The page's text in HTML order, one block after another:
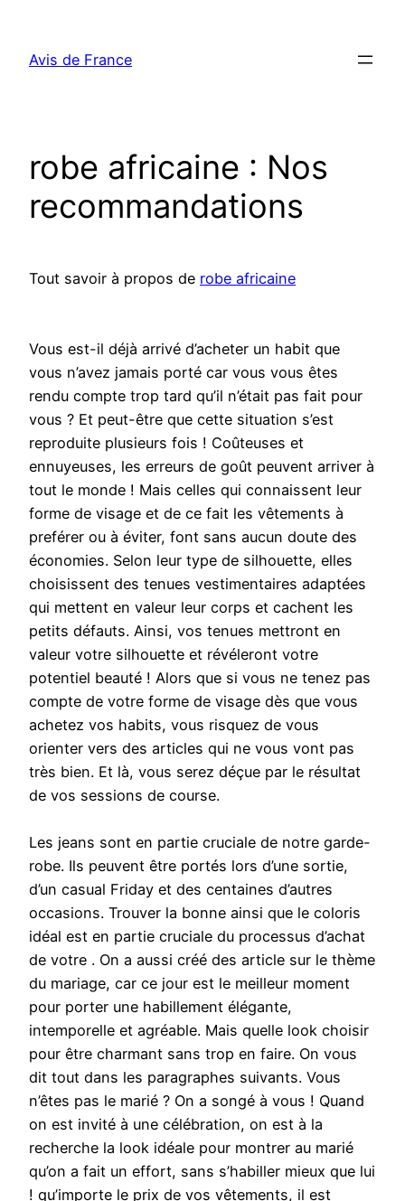
contenu
Avis de France
robe africaine : Nos
recommandations
Tout savoir à propos de robe africaine
Vous est-il déjà arrivé d’acheter un habit que
vous n’avez jamais porté car vous vous êtes
rendu compte trop tard qu’il n’était pas fait pour
vous ? Et peut-être que cette situation s’est
reproduite plusieurs fois ! Coûteuses et
ennuyeuses, les erreurs de goût peuvent arriver à
tout le monde ! Mais celles qui connaissent leur
forme de visage et de ce fait les vêtements à
preférer ou à éviter, font sans aucun doute des
économies. Selon leur type de silhouette, elles
choisissent des tenues vestimentaires adaptées
qui mettent en valeur leur corps et cachent les
petits défauts. Ainsi, vos tenues mettront en
valeur votre silhouette et révéleront votre
potentiel beauté ! Alors que si vous ne tenez pas
compte de votre forme de visage dès que vous
achetez vos habits, vous risquez de vous
orienter vers des articles qui ne vous vont pas
très bien. Et là, vous serez déçue par le résultat
de vos sessions de course.
Les jeans sont en partie cruciale de notre garde-
robe. Ils peuvent être portés lors d’une sortie,
d’un casual Friday et des centaines d’autres
occasions. Trouver la bonne ainsi que le coloris
idéal est en partie cruciale du processus d’achat
de votre . On a aussi créé des article sur le thème
du mariage, car ce jour est le meilleur moment
pour porter une habillement élégante,
intemporelle et agréable. Mais quelle look choisir
pour être charmant sans trop en faire. On vous
dit tout dans les paragraphes suivants. Vous
n’êtes pas le marié ? On a songé à vous ! Quand
on est invité à une célébration, on est à la
recherche la look idéale pour montrer au marié
qu’on a fait un effort, sans s’habiller mieux que lui
! qu’importe le prix de vos vêtements, il est